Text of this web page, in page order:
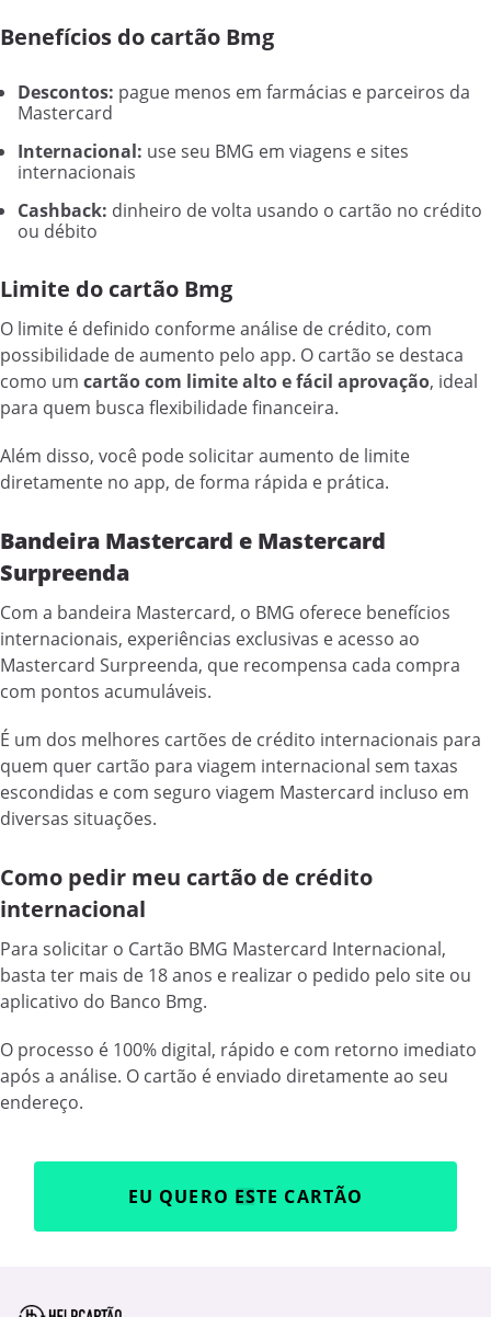
Benefícios do cartão Bmg
Descontos: pague menos em farmácias e parceiros da
Mastercard
Internacional: use seu BMG em viagens e sites
internacionais
Cashback: dinheiro de volta usando o cartão no crédito
ou débito
Limite do cartão Bmg
O limite é definido conforme análise de crédito, com
possibilidade de aumento pelo app. O cartão se destaca
como um cartão com limite alto e fácil aprovação, ideal
para quem busca flexibilidade financeira.
Além disso, você pode solicitar aumento de limite
diretamente no app, de forma rápida e prática.
Bandeira Mastercard e Mastercard
Surpreenda
Com a bandeira Mastercard, o BMG oferece benefícios
internacionais, experiências exclusivas e acesso ao
Mastercard Surpreenda, que recompensa cada compra
com pontos acumuláveis.
É um dos melhores cartões de crédito internacionais para
quem quer cartão para viagem internacional sem taxas
escondidas e com seguro viagem Mastercard incluso em
diversas situações.
Como pedir meu cartão de crédito
internacional
Para solicitar o Cartão BMG Mastercard Internacional,
basta ter mais de 18 anos e realizar o pedido pelo site ou
aplicativo do Banco Bmg.
O processo é 100% digital, rápido e com retorno imediato
após a análise. O cartão é enviado diretamente ao seu
endereço.
EU QUERO ESTE CARTÃO